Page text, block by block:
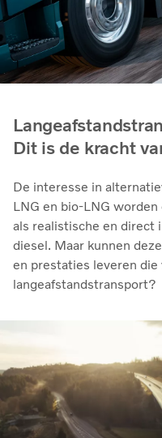
Dit is de kracht
De interesse in
LNG en bio‑LNG
als realistische en direct
diesel. Maar kunnen
en prestaties leveren
langeafstandstransport?